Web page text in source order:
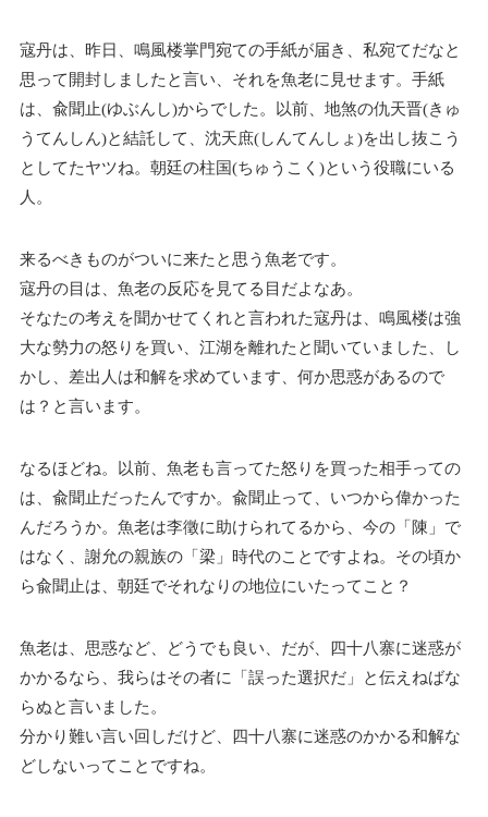
寇丹は、昨日、鳴風楼掌門宛ての手紙が届き、私宛てだなと
思って開封しましたと言い、それを魚老に見せます。手紙
は、兪聞止(ゆぶんし)からでした。以前、地煞の仇天晋(きゅ
うてんしん)と結託して、沈天庶(しんてんしょ)を出し抜こう
としてたヤツね。朝廷の柱国(ちゅうこく)という役職にいる
人。
来るべきものがついに来たと思う魚老です。
寇丹の目は、魚老の反応を見てる目だよなあ。
そなたの考えを聞かせてくれと言われた寇丹は、鳴風楼は強
大な勢力の怒りを買い、江湖を離れたと聞いていました、し
かし、差出人は和解を求めています、何か思惑があるので
は？と言います。
なるほどね。以前、魚老も言ってた怒りを買った相手っての
は、兪聞止だったんですか。兪聞止って、いつから偉かった
んだろうか。魚老は李徵に助けられてるから、今の「陳」で
はなく、謝允の親族の「梁」時代のことですよね。その頃か
ら兪聞止は、朝廷でそれなりの地位にいたってこと？
魚老は、思惑など、どうでも良い、だが、四十八寨に迷惑が
かかるなら、我らはその者に「誤った選択だ」と伝えねばな
らぬと言いました。
分かり難い言い回しだけど、四十八寨に迷惑のかかる和解な
どしないってことですね。